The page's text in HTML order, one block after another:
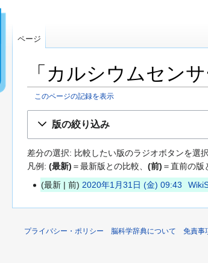
「カルシウムセン
このページの記録を表示
ー
シ
ョ
に
動
移
動
版の絞り込み
差分の選択: 比較したい版のラジオボタンを選
凡例: (最新) ＝最新版との比較、 (前) ＝直前の版
0
最新 前 2020年1月31日 (金) 09:43
ページ
プライバシー・ポリシー 脳科学辞典について 免責事